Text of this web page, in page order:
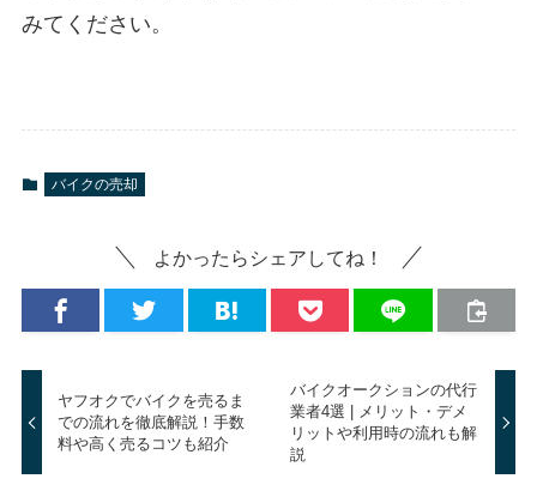
みてください。
バイクの売却
よかったらシェアしてね！
ヤフオクでバイクを売るま
での流れを徹底解説！手数
料や高く売るコツも紹介
バイクオークションの代行
業者4選 | メリット・デメ
リットや利用時の流れも解
説